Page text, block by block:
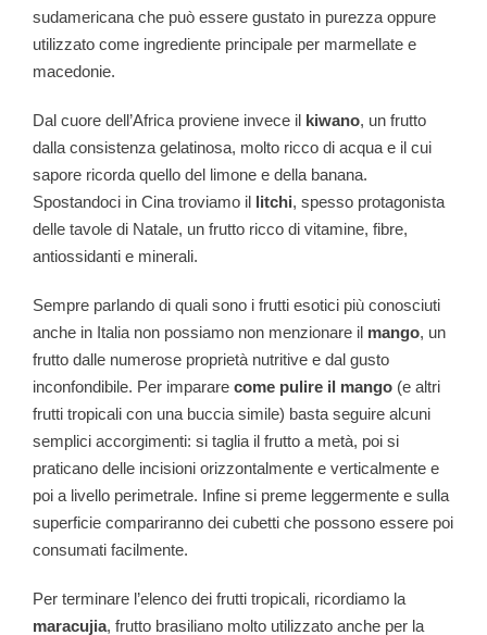
sudamericana che può essere gustato in purezza oppure
utilizzato come ingrediente principale per marmellate e
macedonie.
Dal cuore dell’Africa proviene invece il kiwano, un frutto
dalla consistenza gelatinosa, molto ricco di acqua e il cui
sapore ricorda quello del limone e della banana.
Spostandoci in Cina troviamo il litchi, spesso protagonista
delle tavole di Natale, un frutto ricco di vitamine, fibre,
antiossidanti e minerali.
Sempre parlando di quali sono i frutti esotici più conosciuti
anche in Italia non possiamo non menzionare il mango, un
frutto dalle numerose proprietà nutritive e dal gusto
inconfondibile. Per imparare come pulire il mango (e altri
frutti tropicali con una buccia simile) basta seguire alcuni
semplici accorgimenti: si taglia il frutto a metà, poi si
praticano delle incisioni orizzontalmente e verticalmente e
poi a livello perimetrale. Infine si preme leggermente e sulla
superficie compariranno dei cubetti che possono essere poi
consumati facilmente.
Per terminare l’elenco dei frutti tropicali, ricordiamo la
maracujia, frutto brasiliano molto utilizzato anche per la